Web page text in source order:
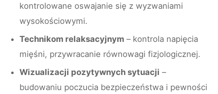
kontrolowane oswajanie się z wyzwaniami
wysokościowymi.
Technikom relaksacyjnym – kontrola napięcia
mięśni, przywracanie równowagi fizjologicznej.
Wizualizacji pozytywnych sytuacji –
budowaniu poczucia bezpieczeństwa i pewności